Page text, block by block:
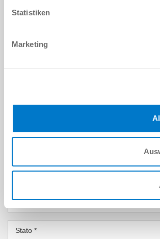
Statistiken
Marketing
Nome*
Cognome*
CAP*
Stato *